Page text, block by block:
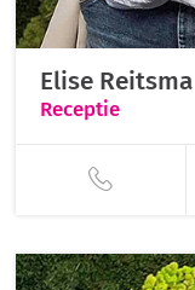
Elise Reitsma
Receptie